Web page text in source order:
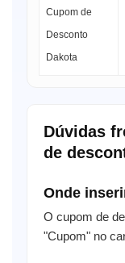
Cupom de
Desconto
Dakota
Dúvidas
de
Onde
O cupom de
"Cupom" no